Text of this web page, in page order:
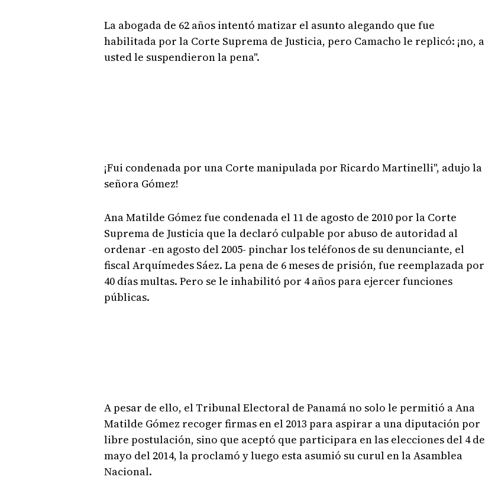
La abogada de 62 años intentó matizar el asunto alegando que fue
habilitada por la Corte Suprema de Justicia, pero Camacho le replicó: ¡no, a
usted le suspendieron la pena".
¡Fui condenada por una Corte manipulada por Ricardo Martinelli", adujo la
señora Gómez!
Ana Matilde Gómez fue condenada el 11 de agosto de 2010 por la Corte
Suprema de Justicia que la declaró culpable por abuso de autoridad al
ordenar -en agosto del 2005- pinchar los teléfonos de su denunciante, el
fiscal Arquímedes Sáez. La pena de 6 meses de prisión, fue reemplazada por
40 días multas. Pero se le inhabilitó por 4 años para ejercer funciones
públicas.
A pesar de ello, el Tribunal Electoral de Panamá no solo le permitió a Ana
Matilde Gómez recoger firmas en el 2013 para aspirar a una diputación por
libre postulación, sino que aceptó que participara en las elecciones del 4 de
mayo del 2014, la proclamó y luego esta asumió su curul en la Asamblea
Nacional.